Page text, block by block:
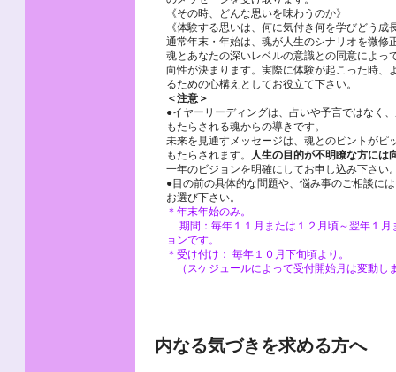
《その時、どんな思いを味わうのか》
《体験する思いは、何に気付き何を学びどう成
通常年末・年始は、魂が人生のシナリオを微修
魂とあなたの深いレベルの意識との同意によっ
向性が決まります。実際に体験が起こった時、
るための心構えとしてお役立て下さい。
＜注意＞
●イヤーリーディングは、占いや予言ではなく
もたらされる魂からの導きです。
未来を見通すメッセージは、魂とのピントがピ
もたらされます。
人生の目的が不明瞭な方には
一年のビジョンを明確にしてお申し込み下さい
●目の前の具体的な問題や、悩み事のご相談に
お選び下さい。
＊年末年始のみ。
期間：毎年１１月または１２月頃～翌年１月
ョンです。
＊受け付け： 毎年１０月下旬頃より。
（スケジュールによって受付開始月は変動し
内なる気づきを求める方へ